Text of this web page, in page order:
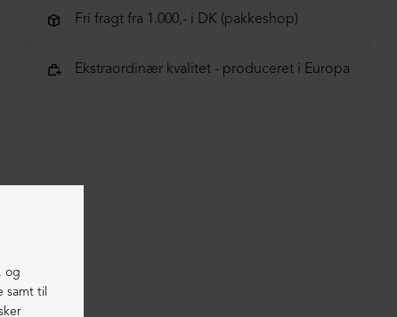
Fri fragt fra 1.000,- i DK (pakkeshop)
Ekstraordinær kvalitet - produceret i Europa